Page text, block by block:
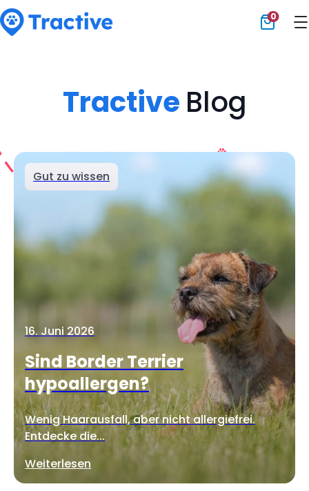
0
Tractive Blog
Gut zu wissen
16. Juni 2026
Sind Border Terrier
hypoallergen?
Wenig Haarausfall, aber nicht allergiefrei.
Entdecke die...
Weiterlesen